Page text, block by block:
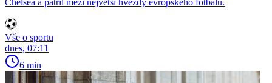
Chelsea a patřil mezi největší hvězdy evropského fotbalu.
Vše o sportu
dnes, 07:11
6 min